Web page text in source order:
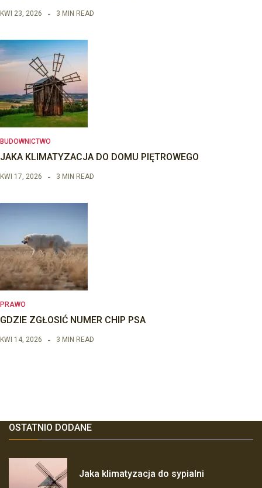
KWI 23, 2026 3 MIN READ
BUDOWNICTWO
JAKA KLIMATYZACJA DO DOMU PIĘTROWEGO
KWI 17, 2026 3 MIN READ
PRAWO
GDZIE ZGŁOSIĆ NUMER CHIP PSA
KWI 14, 2026 3 MIN READ
OSTATNIO DODANE
Jaka klimatyzacja do sypialni